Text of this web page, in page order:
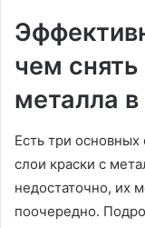
чем
металла
Есть три
слои краски с
недостаточно, их
поочередно.